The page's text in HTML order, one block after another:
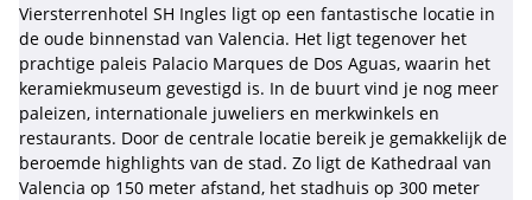
Viersterrenhotel SH Ingles ligt op een fantastische locatie in
de oude binnenstad van Valencia. Het ligt tegenover het
prachtige paleis Palacio Marques de Dos Aguas, waarin het
keramiekmuseum gevestigd is. In de buurt vind je nog meer
paleizen, internationale juweliers en merkwinkels en
restaurants. Door de centrale locatie bereik je gemakkelijk de
beroemde highlights van de stad. Zo ligt de Kathedraal van
Valencia op 150 meter afstand, het stadhuis op 300 meter